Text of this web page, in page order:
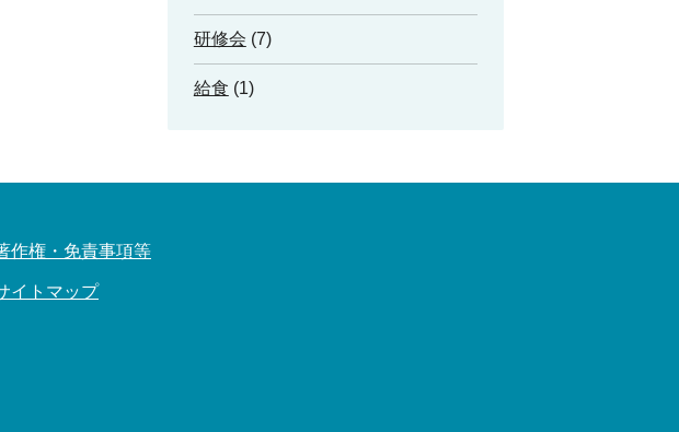
研修会 (7)
給食 (1)
作権・免責事項等
イトマップ